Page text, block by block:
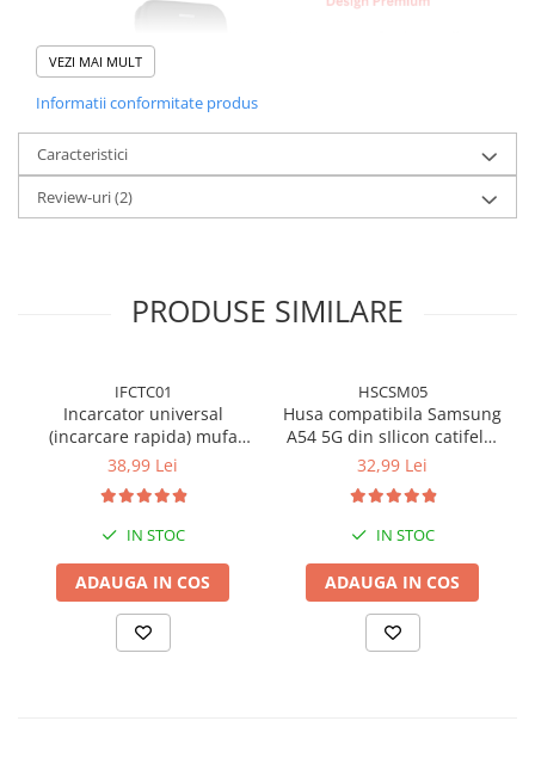
VEZI MAI MULT
Informatii conformitate produs
Caracteristici
Review-uri(2)
PRODUSE SIMILARE
IFCTC01
Incarcator universal
(incarcare rapida) mufa
Type-C 20W - Alb
38,99 Lei
IN STOC
ADAUGA IN COS
HSCSM05
Husa compatibila Samsung
A54 5G din sIlicon catifelat
cu interior din microfibra si
inchis
32,99 Lei
IN STOC
ADAUGA IN COS